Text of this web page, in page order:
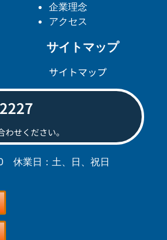
企業理念
アクセス
サイトマップ
サイトマップ
せください。
休業日：土、日、祝日